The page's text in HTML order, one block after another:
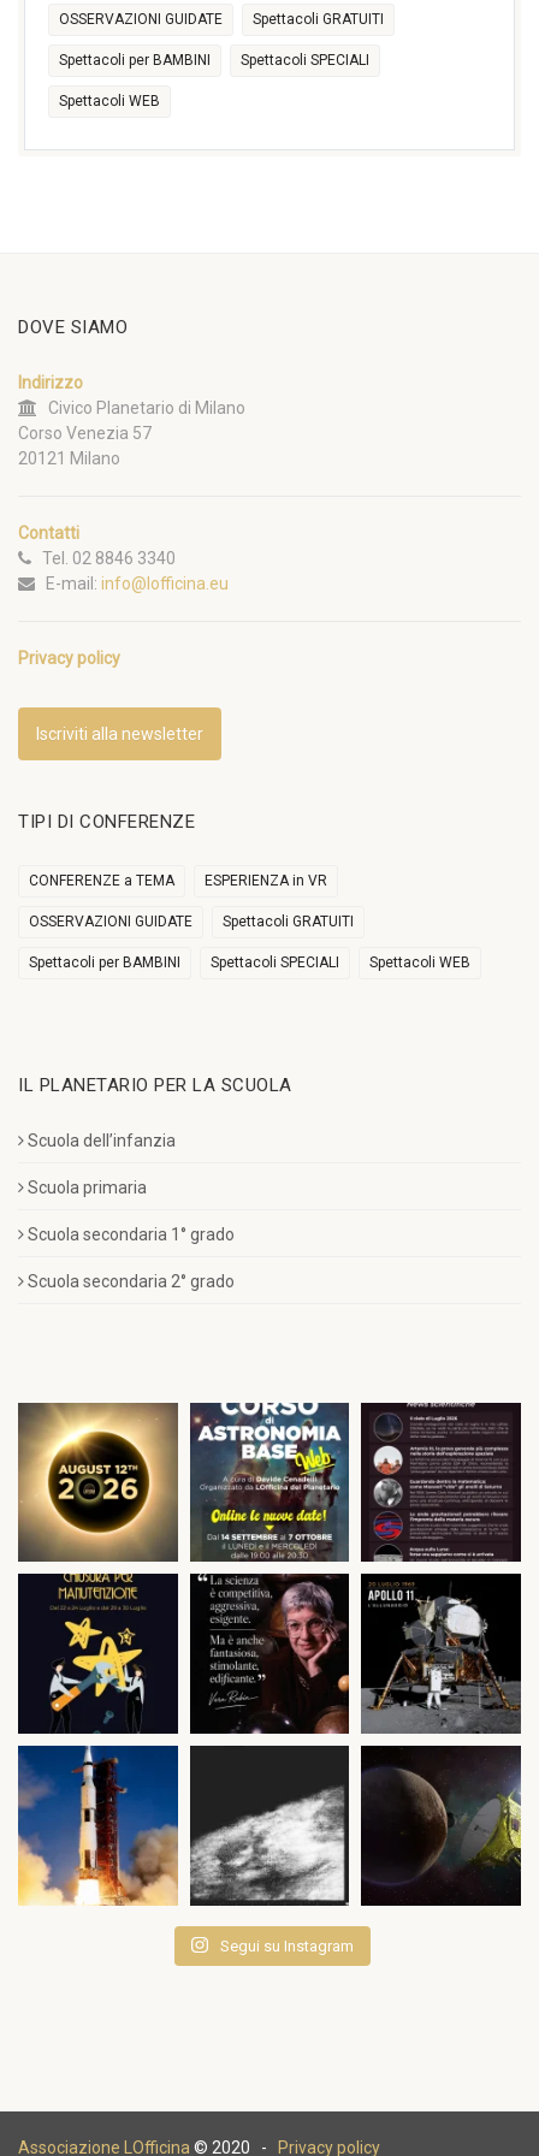
OSSERVAZIONI GUIDATE Spettacoli GRATUITI
Spettacoli per BAMBINI Spettacoli SPECIALI
Spettacoli WEB
DOVE SIAMO
Indirizzo
Civico Planetario di Milano
Corso Venezia 57
20121 Milano
Contatti
Tel. 02 8846 3340
E-mail: info@lofficina.eu
Privacy policy
Iscriviti alla newsletter
TIPI DI CONFERENZE
CONFERENZE a TEMA ESPERIENZA in VR
OSSERVAZIONI GUIDATE Spettacoli GRATUITI
Spettacoli per BAMBINI Spettacoli SPECIALI Spettacoli WEB
IL PLANETARIO PER LA SCUOLA
Scuola dell’infanzia
Scuola primaria
Scuola secondaria 1° grado
Scuola secondaria 2° grado
Segui su Instagram
Associazione LOfficina © 2020 - Privacy policy